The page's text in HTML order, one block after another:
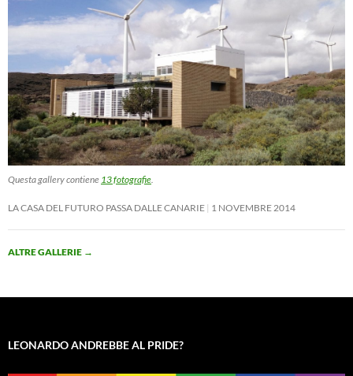
Questa gallery contiene 13 fotografie.
LA CASA DEL FUTURO PASSA DALLE CANARIE 1 NOVEMBRE 2014
ALTRE GALLERIE →
LEONARDO ANDREBBE AL PRIDE?